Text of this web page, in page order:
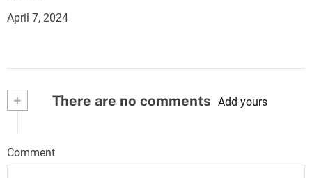
April 7, 2024
+ There are no comments Add yours
Comment